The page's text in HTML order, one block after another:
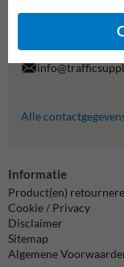
Vragen? Stuur een
formulier in en we
Alle
Informatie
Product(en)
Cookie / Privacy
Disclaimer
Sitemap
Algemene